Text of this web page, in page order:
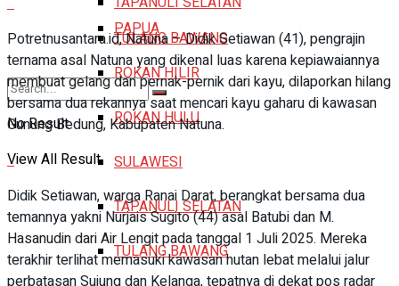
PAPUA
ROKAN HILIR
ROKAN HULU
SULAWESI
TAPANULI SELATAN
TULANG BAWANG
TULANG BAWANG
No Result
View All Result
Potretnusantara.id, Natuna – Didik Setiawan (41), pengrajin
ternama asal Natuna yang dikenal luas karena kepiawaiannya
membuat gelang dan pernak-pernik dari kayu, dilaporkan hilang
bersama dua rekannya saat mencari kayu gaharu di kawasan
Gunung Bedung, Kabupaten Natuna.
Didik Setiawan, warga Ranai Darat, berangkat bersama dua
temannya yakni Nurjais Sugito (44) asal Batubi dan M.
Hasanudin dari Air Lengit pada tanggal 1 Juli 2025. Mereka
terakhir terlihat memasuki kawasan hutan lebat melalui jalur
perbatasan Sujung dan Kelanga, tepatnya di dekat pos radar